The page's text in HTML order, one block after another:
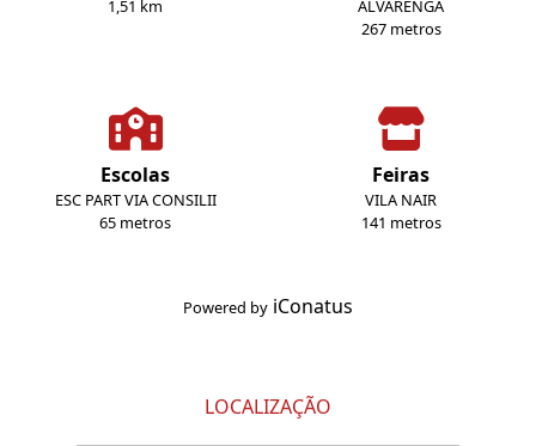
1,51 km
ALVARENGA
267 metros
Escolas
ESC PART VIA CONSILII
65 metros
Feiras
VILA NAIR
141 metros
Powered by iConatus
LOCALIZAÇÃO